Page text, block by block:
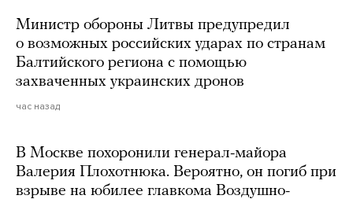
Министр обороны Литвы предупредил
о возможных российских ударах по странам
Балтийского региона с помощью
захваченных украинских дронов
час назад
В Москве похоронили генерал-майора
Валерия Плохотнюка. Вероятно, он погиб при
взрыве на юбилее главкома Воздушно-